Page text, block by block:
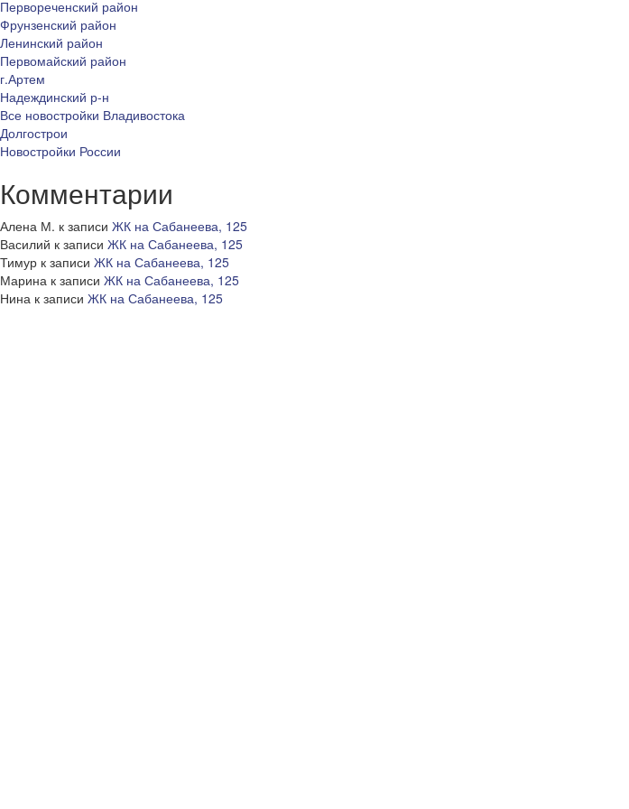
Первореченский район
Фрунзенский район
Ленинский район
Первомайский район
г.Артем
Надеждинский р-н
Все новостройки Владивостока
Долгострои
Новостройки России
Комментарии
Алена М. к записи ЖК на Сабанеева, 125
Василий к записи ЖК на Сабанеева, 125
Тимур к записи ЖК на Сабанеева, 125
Марина к записи ЖК на Сабанеева, 125
Нина к записи ЖК на Сабанеева, 125